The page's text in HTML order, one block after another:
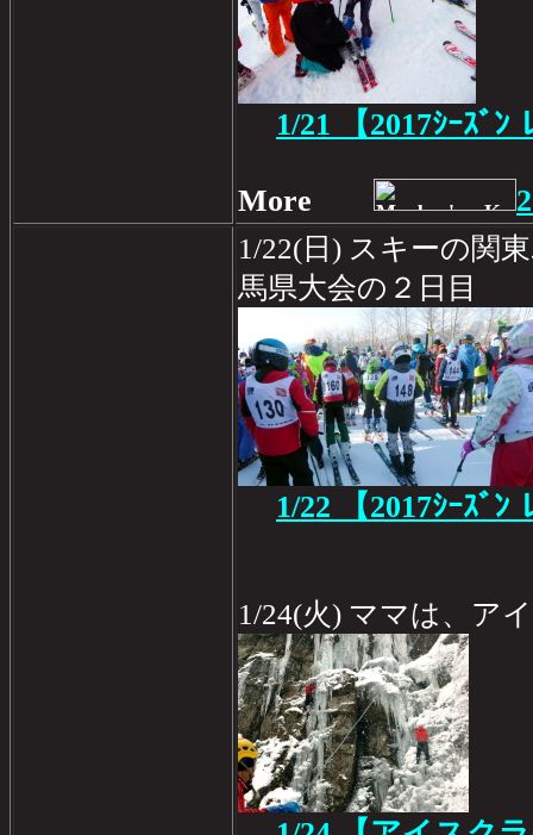
1/21 【2017ｼｰｽﾞﾝ
More
1/22(日) スキーの関
馬県大会の２日目
1/22 【2017ｼｰｽﾞﾝ
1/24(火) ママは、ア